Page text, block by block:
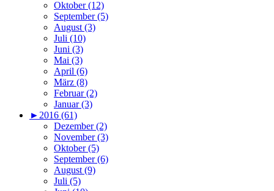
Oktober (12)
September (5)
August (3)
Juli (10)
Juni (3)
Mai (3)
April (6)
März (8)
Februar (2)
Januar (3)
► 2016 (61)
Dezember (2)
November (3)
Oktober (5)
September (6)
August (9)
Juli (5)